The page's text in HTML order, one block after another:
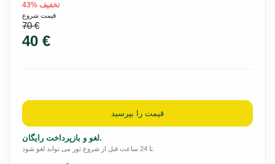
تخفیف %43
قیمت شروع
70 €
40 €
قیمت را بپرسید
لغو و بازپرداخت رایگان.